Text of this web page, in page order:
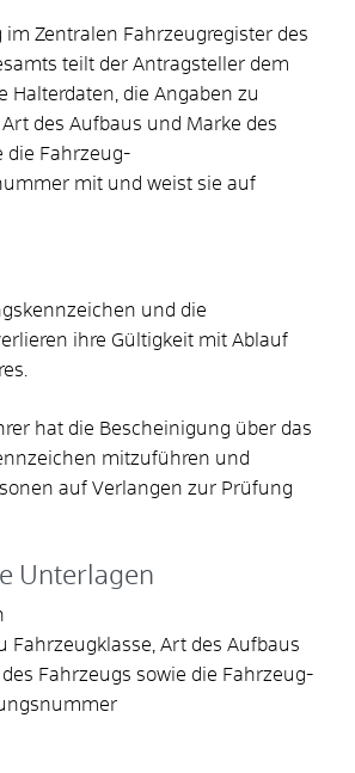
Zentralen Fahrzeugregister des
teilt der Antragsteller dem
Halterdaten, die Angaben zu
des Aufbaus und Marke des
die Fahrzeug-
mit und weist sie auf
und die
ihre Gültigkeit mit Ablauf
hat die Bescheinigung über das
mitzuführen und
auf Verlangen zur Prüfung
Unterlagen
Fahrzeugklasse, Art des Aufbaus
Fahrzeugs sowie die Fahrzeug-